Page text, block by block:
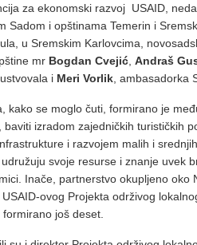
za eko­nom­ski raz­voj USAID,
Sa­dom i op­šti­na­ma Te­me­rin i
u Srem­skim Kar­lov­ci­ma,
mr Bog­dan Cve­jić An­draš
i Me­ri Vor­lik , am­ba­sa­dor­ka
ka­ko se mo­glo ču­ti, for­mi­ra­no je
iz­ra­dom za­jed­nič­kih tu­ri­stič­kih
i raz­vo­jem ma­lih i
svo­je re­sur­se i zna­nje uvek
Ina­če, part­ner­stvo oku­plje­no oko
ovog Pro­jek­ta odr­ži­vog
još de­set.